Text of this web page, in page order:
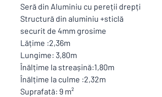
Seră din Aluminiu cu pereții drepți
Structură din aluminiu +sticlă
securit de 4mm grosime
Lățime :2,36m
Lungime: 3,80m
Înălțime la streașină:1,80m
Înălțime la culme :2,32m
Suprafată: 9 m²